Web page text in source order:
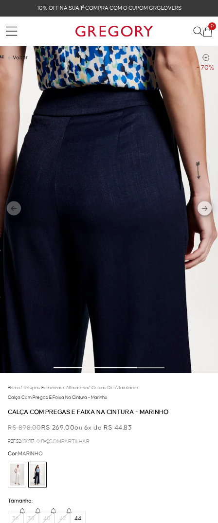
FRETE GRÁTIS NAS COMPRAS ACIMA DE R$ 899
0
- 70%
Voltar
Home/ Roupas Femininas/ Alfaiataria/ Calcas De Alfaiataria/
Calça Com Pregas E Faixa Na Cintura - Marinho
CALÇA COM PREGAS E FAIXA NA CINTURA - MARINHO
R$ 898,00R$ 269,00ou 6x de R$ 44,83
REF.52.01.0117-041 COMPARTILHAR
Cor:MARINHO
Tamanho:
36 38 40 42 44